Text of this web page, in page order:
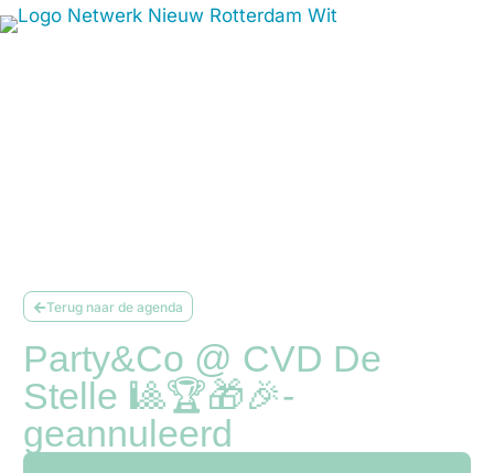
Terug naar de agenda
Party&Co @ CVD De
Stelle 🎱🏆🎁🎉-
geannuleerd